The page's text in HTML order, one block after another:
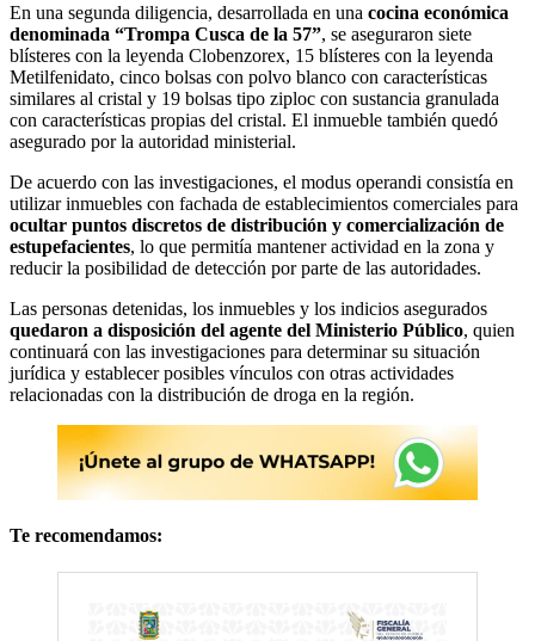
En una segunda diligencia, desarrollada en una cocina económica
denominada “Trompa Cusca de la 57”, se aseguraron siete
blísteres con la leyenda Clobenzorex, 15 blísteres con la leyenda
Metilfenidato, cinco bolsas con polvo blanco con características
similares al cristal y 19 bolsas tipo ziploc con sustancia granulada
con características propias del cristal. El inmueble también quedó
asegurado por la autoridad ministerial.
De acuerdo con las investigaciones, el modus operandi consistía en
utilizar inmuebles con fachada de establecimientos comerciales para
ocultar puntos discretos de distribución y comercialización de
estupefacientes, lo que permitía mantener actividad en la zona y
reducir la posibilidad de detección por parte de las autoridades.
Las personas detenidas, los inmuebles y los indicios asegurados
quedaron a disposición del agente del Ministerio Público, quien
continuará con las investigaciones para determinar su situación
jurídica y establecer posibles vínculos con otras actividades
relacionadas con la distribución de droga en la región.
Te recomendamos: